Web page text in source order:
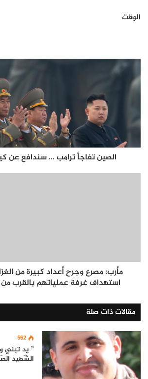
الوقت
الصين تفاجأ ترامب ... سندافع عن
مأرب: مصرع وجرح أعداد كبيرة من
استهداف غرفة عملياتهم بالقرب
مقالات ذات صلة
562
” يد تبني
الشّهيد